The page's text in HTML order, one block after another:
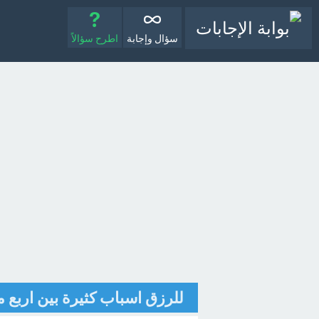
سؤال وإجابة اطرح سؤالاً
للرزق اسباب كثيرة بين اربع